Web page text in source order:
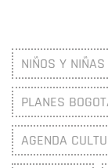
NIÑOS Y NIÑAS
PLANES
AGENDA